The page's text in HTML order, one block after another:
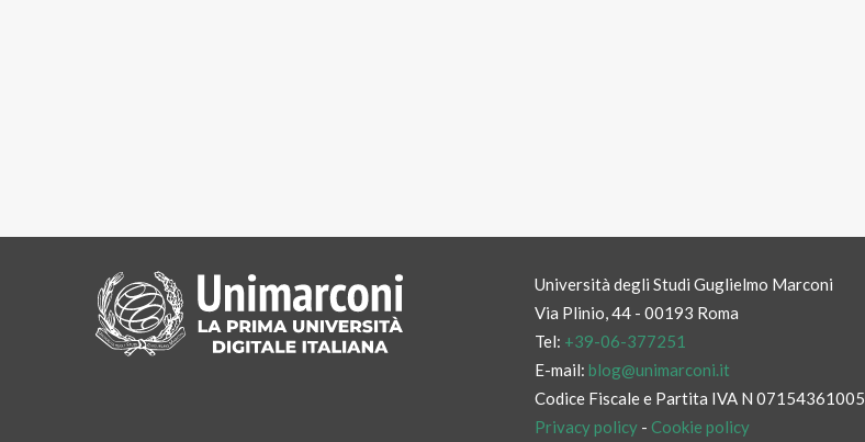
Università degli Studi Guglielmo Marconi
Via Plinio, 44 - 00193 Roma
Tel: +39-06-377251
E-mail: blog@unimarconi.it
Codice Fiscale e Partita IVA N 07154361005
Privacy policy - Cookie policy